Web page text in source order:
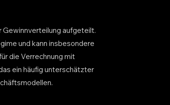
Gewinnverteilung aufgeteilt.
und kann insbesondere
die Verrechnung mit
ein häufig unterschätzter